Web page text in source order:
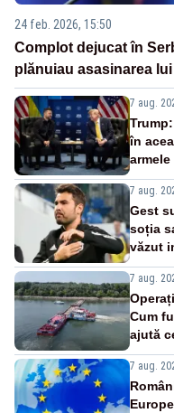
24 feb. 2026, 15:50
Complot dejucat în
plănuiau asasinarea
7 aug.
în
7 aug.
Gest
soția
văzut
7 aug.
Cum
ajută
7 aug.